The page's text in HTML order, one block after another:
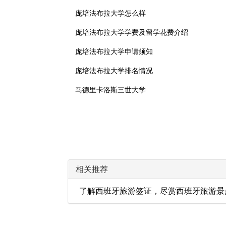
庞培法布拉大学怎么样
庞培法布拉大学学费及留学花费介绍
庞培法布拉大学申请须知
庞培法布拉大学排名情况
马德里卡洛斯三世大学
相关推荐
了解西班牙旅游签证，尽赏西班牙旅游景